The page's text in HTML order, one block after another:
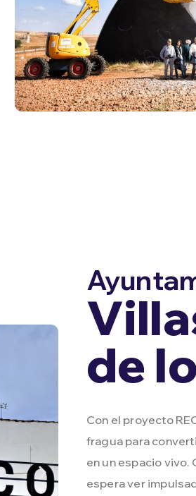
de
Con el proyecto
fragua para
en un espacio vivo.
espera ver